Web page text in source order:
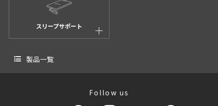
スリープサポート
製品一覧
Follow us